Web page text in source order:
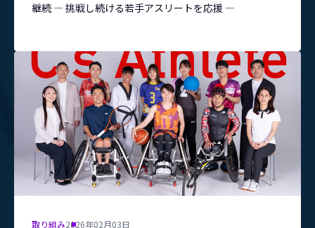
継続 ― 挑戦し続ける若手アスリートを応援 ―
取り組み2026年02月03日